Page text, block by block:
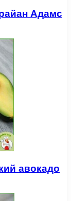
Адамс
авокадо